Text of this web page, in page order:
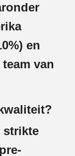
en
van
strikte